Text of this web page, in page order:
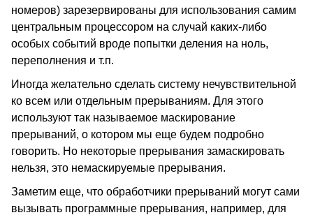
номеров) зарезервированы для использования самим
центральным процессором на случай каких-либо
особых событий вроде попытки деления на ноль,
переполнения и т.п.
Иногда желательно сделать систему нечувствительной
ко всем или отдельным прерываниям. Для этого
используют так называемое маскирование
прерываний, о котором мы еще будем подробно
говорить. Но некоторые прерывания замаскировать
нельзя, это немаскируемые прерывания.
Заметим еще, что обработчики прерываний могут сами
вызывать программные прерывания, например, для